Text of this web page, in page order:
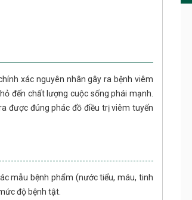
xác nguyên nhân gây ra bệnh viêm
đến chất lượng cuộc sống phái mạnh.
được đúng phác đồ điều trị viêm tuyến
mẫu bệnh phẩm (nước tiểu, máu, tinh
độ bệnh tật.